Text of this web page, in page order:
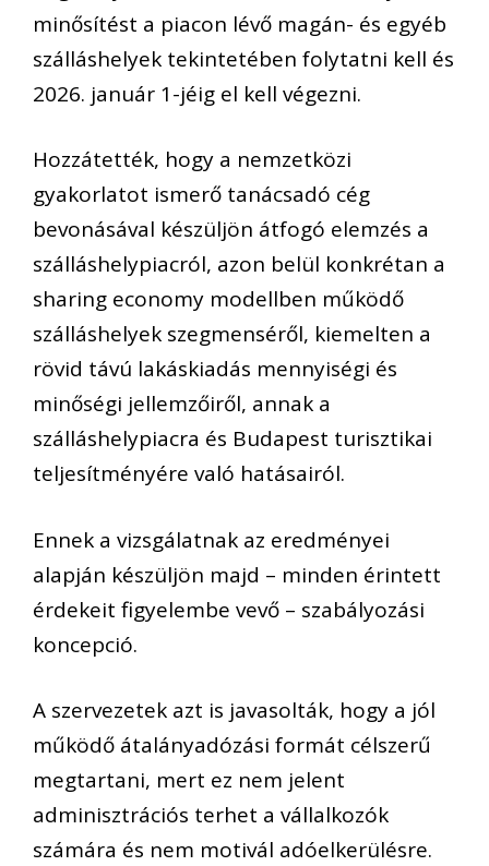
minősítést a piacon lévő magán- és egyéb
szálláshelyek tekintetében folytatni kell és
2026. január 1-jéig el kell végezni.
Hozzátették, hogy a nemzetközi
gyakorlatot ismerő tanácsadó cég
bevonásával készüljön átfogó elemzés a
szálláshelypiacról, azon belül konkrétan a
sharing economy modellben működő
szálláshelyek szegmenséről, kiemelten a
rövid távú lakáskiadás mennyiségi és
minőségi jellemzőiről, annak a
szálláshelypiacra és Budapest turisztikai
teljesítményére való hatásairól.
Ennek a vizsgálatnak az eredményei
alapján készüljön majd – minden érintett
érdekeit figyelembe vevő – szabályozási
koncepció.
A szervezetek azt is javasolták, hogy a jól
működő átalányadózási formát célszerű
megtartani, mert ez nem jelent
adminisztrációs terhet a vállalkozók
számára és nem motivál adóelkerülésre.